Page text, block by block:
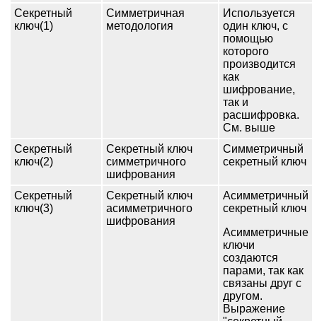
Секретный
ключ(1)
Симметричная
методология
Используется
один ключ, с
помощью
которого
производится
как
шифрование,
так и
расшифровка.
См. выше
Секретный
ключ(2)
Секретный ключ
симметричного
шифрования
Симметричный
секретный ключ
Секретный
ключ(3)
Секретный ключ
асимметричного
шифрования
Асимметричный
секретный ключ
Асимметричные
ключи
создаются
парами, так как
связаны друг с
другом.
Выражение